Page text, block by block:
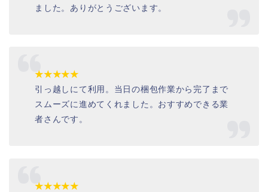
ました。ありがとうございます。
★★★★★
引っ越しにて利用。当日の梱包作業から完了まで
スムーズに進めてくれました。おすすめできる業
者さんです。
★★★★★